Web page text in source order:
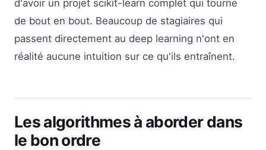
d'avoir un projet scikit-learn complet qui tourne
de bout en bout. Beaucoup de stagiaires qui
passent directement au deep learning n'ont en
réalité aucune intuition sur ce qu'ils entraînent.
Les algorithmes à aborder dans
le bon ordre